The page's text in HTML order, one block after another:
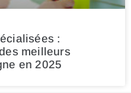
:
meilleurs
en 2025